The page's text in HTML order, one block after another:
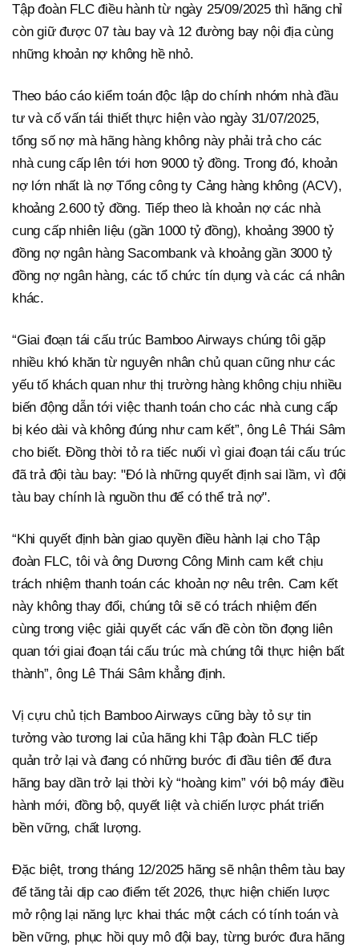
Tập đoàn FLC điều hành từ ngày 25/09/2025 thì hãng chỉ
còn giữ được 07 tàu bay và 12 đường bay nội địa cùng
những khoản nợ không hề nhỏ.
Theo báo cáo kiểm toán độc lập do chính nhóm nhà đầu
tư và cố vấn tái thiết thực hiện vào ngày 31/07/2025,
tổng số nợ mà hãng hàng không này phải trả cho các
nhà cung cấp lên tới hơn 9000 tỷ đồng. Trong đó, khoản
nợ lớn nhất là nợ Tổng công ty Cảng hàng không (ACV),
khoảng 2.600 tỷ đồng. Tiếp theo là khoản nợ các nhà
cung cấp nhiên liệu (gần 1000 tỷ đồng), khoảng 3900 tỷ
đồng nợ ngân hàng Sacombank và khoảng gần 3000 tỷ
đồng nợ ngân hàng, các tổ chức tín dụng và các cá nhân
khác.
“Giai đoạn tái cấu trúc Bamboo Airways chúng tôi gặp
nhiều khó khăn từ nguyên nhân chủ quan cũng như các
yếu tố khách quan như thị trường hàng không chịu nhiều
biến động dẫn tới việc thanh toán cho các nhà cung cấp
bị kéo dài và không đúng như cam kết”, ông Lê Thái Sâm
cho biết. Đồng thời tỏ ra tiếc nuối vì giai đoạn tái cấu trúc
đã trả đội tàu bay: "Đó là những quyết định sai lầm, vì đội
tàu bay chính là nguồn thu để có thể trả nợ".
“Khi quyết định bàn giao quyền điều hành lại cho Tập
đoàn FLC, tôi và ông Dương Công Minh cam kết chịu
trách nhiệm thanh toán các khoản nợ nêu trên. Cam kết
này không thay đổi, chúng tôi sẽ có trách nhiệm đến
cùng trong việc giải quyết các vấn đề còn tồn đọng liên
quan tới giai đoạn tái cấu trúc mà chúng tôi thực hiện bất
thành”, ông Lê Thái Sâm khẳng định.
Vị cựu chủ tịch Bamboo Airways cũng bày tỏ sự tin
tưởng vào tương lai của hãng khi Tập đoàn FLC tiếp
quản trở lại và đang có những bước đi đầu tiên để đưa
hãng bay dần trở lại thời kỳ “hoàng kim” với bộ máy điều
hành mới, đồng bộ, quyết liệt và chiến lược phát triển
bền vững, chất lượng.
Đặc biệt, trong tháng 12/2025 hãng sẽ nhận thêm tàu bay
để tăng tải dịp cao điểm tết 2026, thực hiện chiến lược
mở rộng lại năng lực khai thác một cách có tính toán và
bền vững, phục hồi quy mô đội bay, từng bước đưa hãng